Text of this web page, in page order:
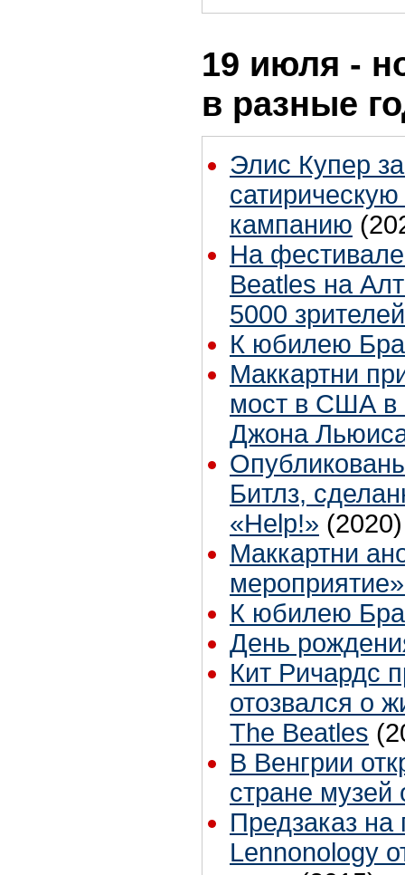
19 июля -
в разные
Элис Купер
кампанию
На
Beatles на
5000 зрителей
К юбилею
Маккартни
мост в США в
Джона
Битлз,
«Help!» (2020)
Маккартни
К юбилею
День
Кит Ричардс
отозвался о
The Beatles
В Венгрии
стране музей
Предзаказ
Lennonology